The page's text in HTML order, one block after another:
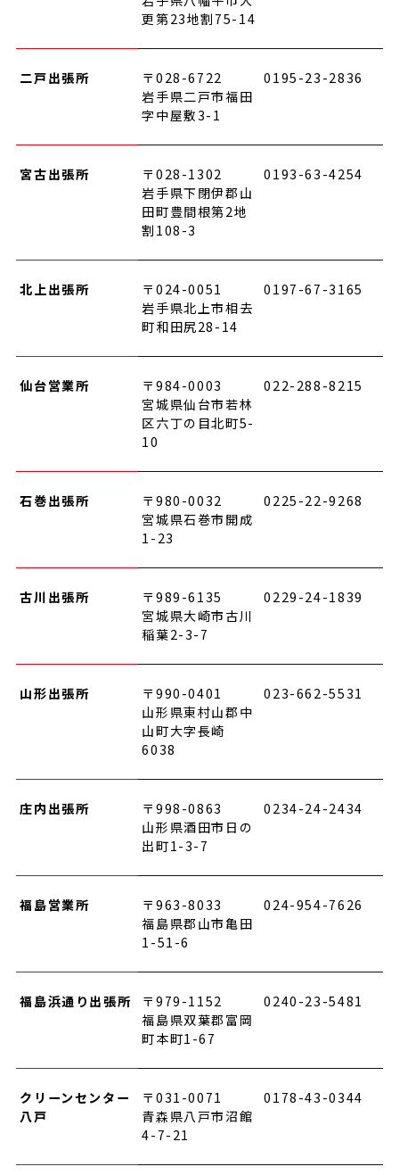
更第23地割75-14
二戸出張所
〒028-6722
岩手県二戸市福田
字中屋敷3-1
0195-23-2836
宮古出張所
〒028-1302
岩手県下閉伊郡山
田町豊間根第2地
割108-3
0193-63-4254
北上出張所
〒024-0051
岩手県北上市相去
町和田尻28-14
0197-67-3165
仙台営業所
〒984-0003
宮城県仙台市若林
区六丁の目北町5-
10
022-288-8215
石巻出張所
〒980-0032
宮城県石巻市開成
1-23
0225-22-9268
古川出張所
〒989-6135
宮城県大崎市古川
稲葉2-3-7
0229-24-1839
山形出張所
〒990-0401
山形県東村山郡中
山町大字長崎
6038
023-662-5531
庄内出張所
〒998-0863
山形県酒田市日の
出町1-3-7
0234-24-2434
福島営業所
〒963-8033
福島県郡山市亀田
1-51-6
024-954-7626
福島浜通り出張所
〒979-1152
福島県双葉郡富岡
町本町1-67
0240-23-5481
クリーンセンター
八戸
〒031-0071
青森県八戸市沼館
4-7-21
0178-43-0344